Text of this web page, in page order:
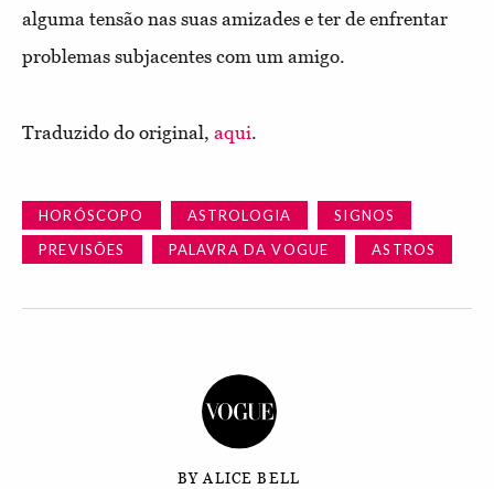
alguma tensão nas suas amizades e ter de enfrentar
problemas subjacentes com um amigo.
Traduzido do original, aqui.
HORÓSCOPO ASTROLOGIA
SIGNOS
PREVISÕES
PALAVRA DA VOGUE ASTROS
BY ALICE BELL